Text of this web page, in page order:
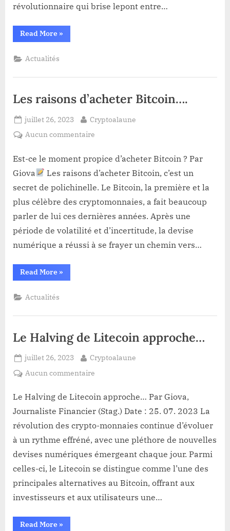
LA
révolutionnaire qui brise lepont entre…
Read More“FACE
A
POLONAISE,
DEMOCRATES
A
LA
»
Actualités
Les raisons d’acheter Bitcoin….
Posted
on
juillet 26, 2023 By
Cryptoalaune
Aucun commentaire
raisons
d’acheter
Est-ce le moment propice d’acheter Bitcoin ? Par
Giova
Les raisons d’acheter Bitcoin, c’est un
secret de polichinelle. Le Bitcoin, la première et la
plus célèbre des cryptomonnaies, a fait beaucoup
parler de lui ces dernières années. Après une
période de volatilité et d’incertitude, la devise
numérique a réussi à se frayer un chemin vers…
Read More“Les
»
Actualités
Le Halving de Litecoin approche…
Posted
on
juillet 26, 2023 By
Cryptoalaune
Aucun commentaire
Halving
de
approche…
Le Halving de Litecoin approche… Par Giova,
Journaliste Financier (Stag.) Date : 25. 07. 2023 La
révolution des crypto-monnaies continue d’évoluer
à un rythme effréné, avec une pléthore de nouvelles
devises numériques émergeant chaque jour. Parmi
celles-ci, le Litecoin se distingue comme l’une des
principales alternatives au Bitcoin, offrant aux
investisseurs et aux utilisateurs une…
Read More“Le
»